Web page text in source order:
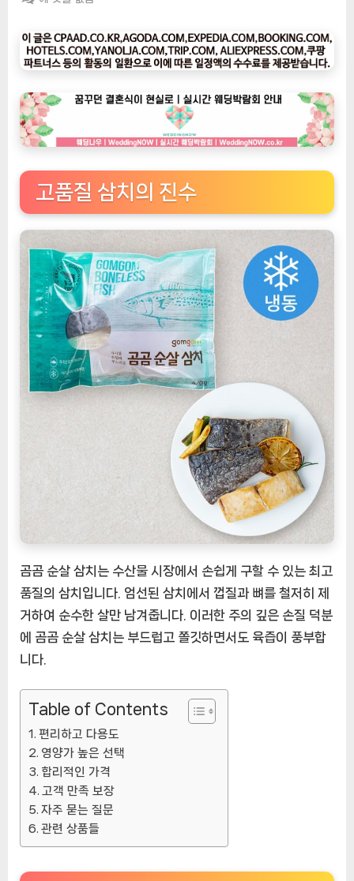
나
우
ㅣ
인
기
상
품]
곰
순
치:
수
산
물
애
호
가
를
[EatingNOW
ㅣ
추
천
상
품]
고품질 삼치의 진수
곰곰 순살 삼치는 수산물 시장에서 손쉽게 구할 수 있는 최고
품질의 삼치입니다. 엄선된 삼치에서 껍질과 뼈를 철저히 제
거하여 순수한 살만 남겨줍니다. 이러한 주의 깊은 손질 덕분
에 곰곰 순살 삼치는 부드럽고 쫄깃하면서도 육즙이 풍부합
니다.
Table of Contents
편리하고 다용도
영양가 높은 선택
합리적인 가격
고객 만족 보장
자주 묻는 질문
관련 상품들